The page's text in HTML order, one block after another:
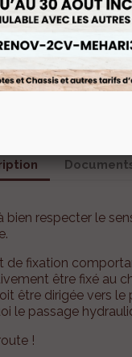
bien respecter le
de fixation
être fixé au
être dirigée vers
le passage
!